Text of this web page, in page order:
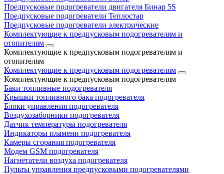
Предпусковые подогреватели двигателя Бинар 5S
Предпусковые подогреватели Теплостар
Предпусковые подогреватели электрические
Комплектующие к предпусковым подогревателям и
отопителям
Комплектующие к предпусковым подогревателям и
отопителям
Комплектующие к предпусковым подогревателям
Комплектующие к предпусковым подогревателям
Баки топливные подогревателя
Крышки топливного бака подогревателя
Блоки управления подогревателя
Воздухозаборники подогревателя
Датчик температуры подогревателя
Индикаторы пламени подогревателя
Камеры сгорания подогревателя
Модем GSM подогревателя
Нагнетатели воздуха подогревателя
Пульты управления предпусковыми подогревателями